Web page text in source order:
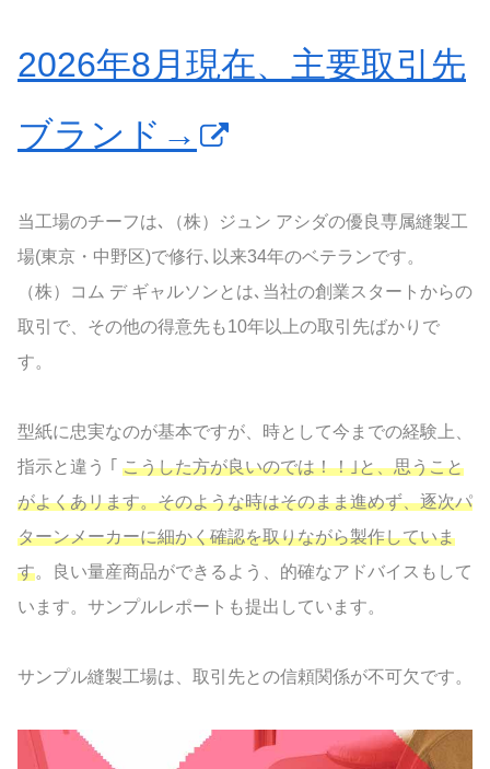
2026年8月現在、主要取引先
ブランド→
当工場のチーフは､（株）ジュン アシダの優良専属縫製工
場(東京・中野区)で修行､以来34年のベテランです。
（株）コム デ ギャルソンとは､当社の創業スタートからの
取引で、その他の得意先も10年以上の取引先ばかりで
す。
型紙に忠実なのが基本ですが、時として今までの経験上、
指示と違う ｢ こうした方が良いのでは！！｣と、思うこと
がよくあリます。そのような時はそのまま進めず、逐次パ
ターンメーカーに細かく確認を取りながら製作していま
す。良い量産商品ができるよう、的確なアドバイスもして
います。サンプルレポートも提出しています。
サンプル縫製工場は、取引先との信頼関係が不可欠です。